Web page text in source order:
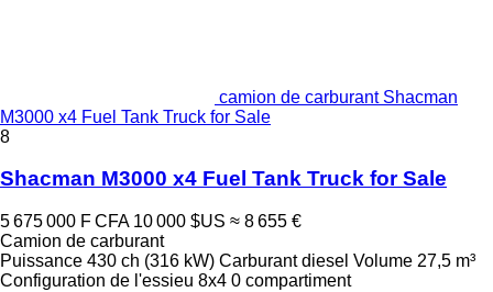
camion de carburant Shacman
M3000 x4 Fuel Tank Truck for Sale
8
Shacman M3000 x4 Fuel Tank Truck for Sale
5 675 000 F CFA 10 000 $US ≈ 8 655 €
Camion de carburant
Puissance 430 ch (316 kW) Carburant diesel Volume 27,5 m³
Configuration de l'essieu 8x4 0 compartiment